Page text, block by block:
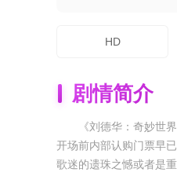
HD
剧情简介
《刘德华：奇妙世
开场前内部认购门票早
歌迷的遗珠之憾或者是